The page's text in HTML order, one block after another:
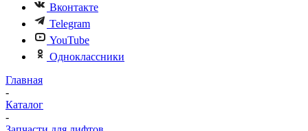
Вконтакте
Telegram
YouTube
Одноклассники
Главная
-
Каталог
-